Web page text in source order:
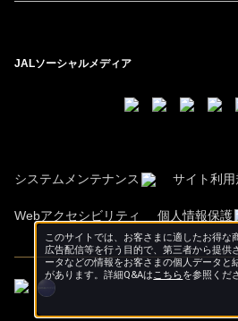
JALソーシャルメディア
システムメンテナンス サイト利用
Webアクセシビリティ 個人情報保護
このサイトでは、お客さまに適したお得な
広告配信等を行う目的で、第三者から提供
ータなどの情報をお客さまの個人データと
があります。詳細Q&Aはこちらを参照くだ